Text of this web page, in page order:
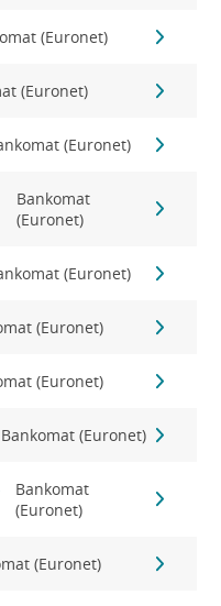
(Euronet)
(Euronet)
(Euronet)
Bankomat
(Euronet)
(Euronet)
(Euronet)
(Euronet)
Bankomat (Euronet)
Bankomat
(Euronet)
(Euronet)